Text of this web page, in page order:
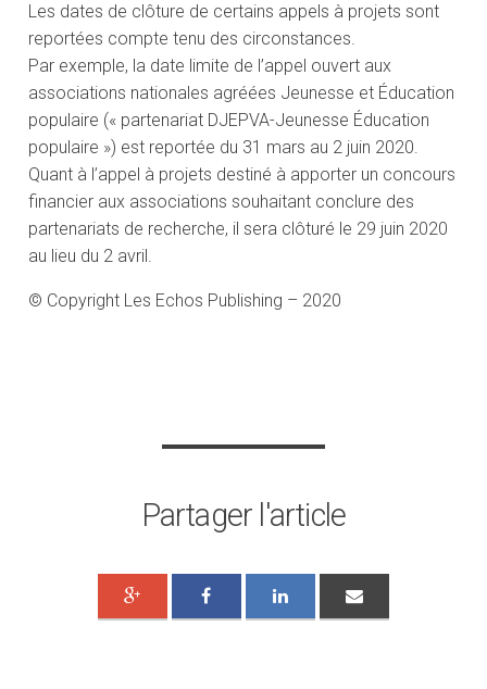
Les dates de clôture de certains appels à projets sont
reportées compte tenu des circonstances.
Par exemple, la date limite de l’appel ouvert aux
associations nationales agréées Jeunesse et Éducation
populaire (« partenariat DJEPVA-Jeunesse Éducation
populaire ») est reportée du 31 mars au 2 juin 2020.
Quant à l’appel à projets destiné à apporter un concours
financier aux associations souhaitant conclure des
partenariats de recherche, il sera clôturé le 29 juin 2020
au lieu du 2 avril.
© Copyright Les Echos Publishing – 2020
Partager l'article